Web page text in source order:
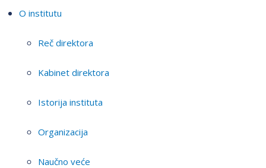
O institutu
Reč direktora
Kabinet direktora
Istorija instituta
Organizacija
Naučno veće